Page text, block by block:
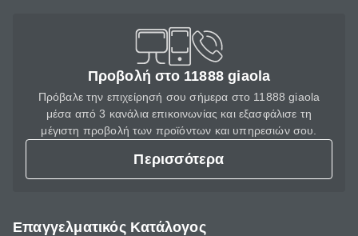
Προβολή στο 11888 giaola
Πρόβαλε την επιχείρησή σου σήμερα στο 11888 giaola
μέσα από 3 κανάλια επικοινωνίας και εξασφάλισε τη
μέγιστη προβολή των προϊόντων και υπηρεσιών σου.
Περισσότερα
Επαγγελματικός Κατάλογος